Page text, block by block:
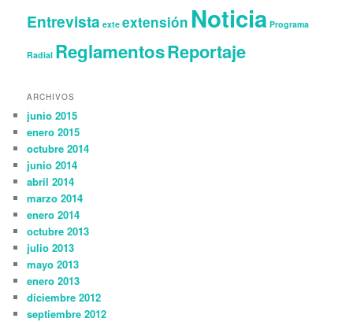
Entrevista exte extensión Noticia Programa
Radial ReglamentosReportaje
ARCHIVOS
junio 2015
enero 2015
octubre 2014
junio 2014
abril 2014
marzo 2014
enero 2014
octubre 2013
julio 2013
mayo 2013
enero 2013
diciembre 2012
septiembre 2012